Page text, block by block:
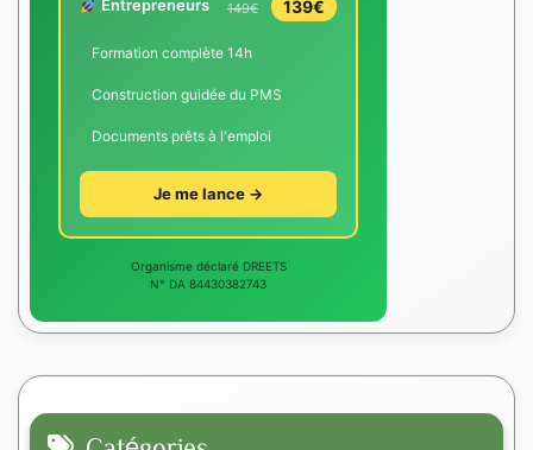
Entrepreneurs 149€ 139€
Formation complète 14h
Construction guidée du PMS
Documents prêts à l'emploi
Je me lance →
Organisme déclaré DREETS
N° DA 84430382743